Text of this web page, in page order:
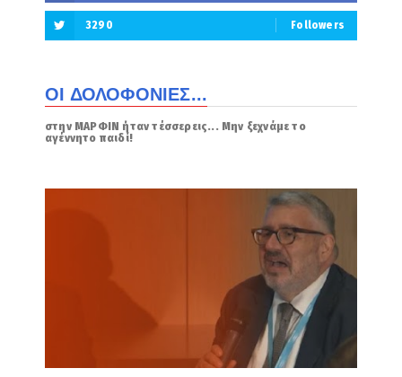
3290 Followers
ΟΙ ΔΟΛΟΦΟΝΙΕΣ...
στην ΜΑΡΦΙΝ ήταν τέσσερεις... Μην ξεχνάμε το
αγέννητο παιδί!